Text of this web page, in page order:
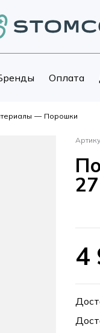
Оплата
— Порошки
4